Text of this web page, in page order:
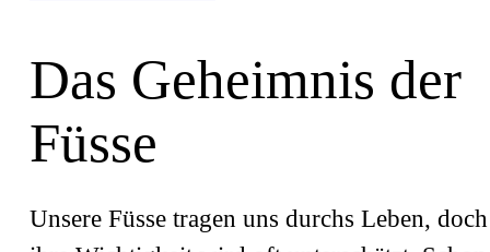
Das Geheimnis der
Füsse
Unsere Füsse tragen uns durchs Leben, doch